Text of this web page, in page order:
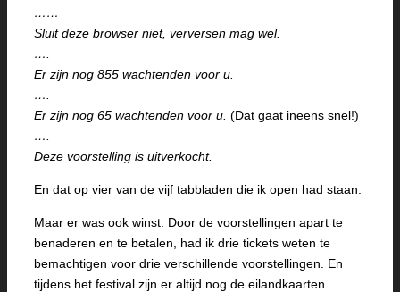
……
Sluit deze browser niet, verversen mag wel.
….
Er zijn nog 855 wachtenden voor u.
….
Er zijn nog 65 wachtenden voor u. (Dat gaat ineens snel!)
….
Deze voorstelling is uitverkocht.
En dat op vier van de vijf tabbladen die ik open had staan.
Maar er was ook winst. Door de voorstellingen apart te
benaderen en te betalen, had ik drie tickets weten te
bemachtigen voor drie verschillende voorstellingen. En
tijdens het festival zijn er altijd nog de eilandkaarten.